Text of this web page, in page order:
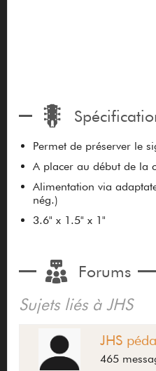
Permet de préserver le
A placer au début de la
Alimentation via
nég.)
3.6" x 1.5" x 1"
Forums
Sujets liés à JHS
JHS
465